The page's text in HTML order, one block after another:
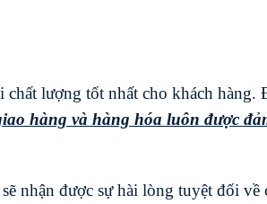
lượng tốt nhất cho khách hàng.
hàng và hàng hóa luôn được
nhận được sự hài lòng tuyệt đối về